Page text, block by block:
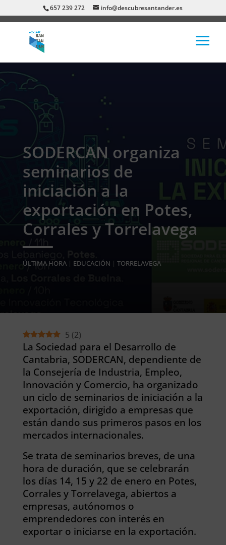
657 239 272 info@descubresantander.es
SODERCAN organiza
seminarios de
iniciación a la
exportación en Potes,
Corrales y Torrelavega
ÚLTIMA HORA| EDUCACIÓN | TORRELAVEGA
5 (2)
La Sociedad para el Desarrollo de
Cantabria, SODERCAN, dependiente de
la Consejería de Industria, Empleo,
Innovación y Comercio, ha organizado
un ciclo de seminarios de iniciación a la
exportación, dirigido a empresas que
están dando sus primeros pasos en los
mercados internacionales.
Se trata de seminarios breves, de una
hora de duración, que se celebrarán
los días 14, 15 y 22 de enero en Potes,
Corrales y Torrelavega, abiertos a
empresas, autónomos o
emprendedores con interés en
exportar o iniciarse en la exportación.